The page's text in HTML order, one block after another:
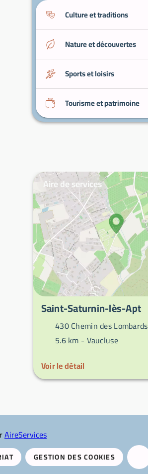
Culture et traditions
Nature et découvertes
Sports et loisirs
Tourisme et patrimoine
Aire de services
Saint-Saturnin-lès-Apt
430 Chemin des Lombards
5.6 km - Vaucluse
Voir le détail
AireServices
GESTION DES COOKIES